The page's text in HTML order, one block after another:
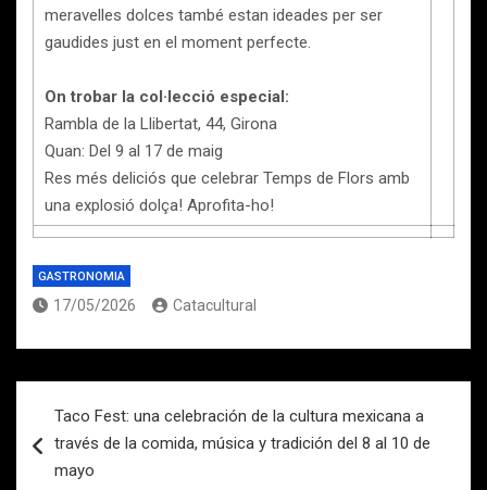
meravelles dolces també estan ideades per ser
gaudides just en el moment perfecte.
On trobar la col·lecció especial:
Rambla de la Llibertat, 44, Girona
Quan: Del 9 al 17 de maig
Res més deliciós que celebrar Temps de Flors amb
una explosió dolça! Aprofita-ho!
GASTRONOMIA
17/05/2026 Catacultural
de
entradas
Taco Fest: una celebración de la cultura mexicana a
través de la comida, música y tradición del 8 al 10 de
mayo